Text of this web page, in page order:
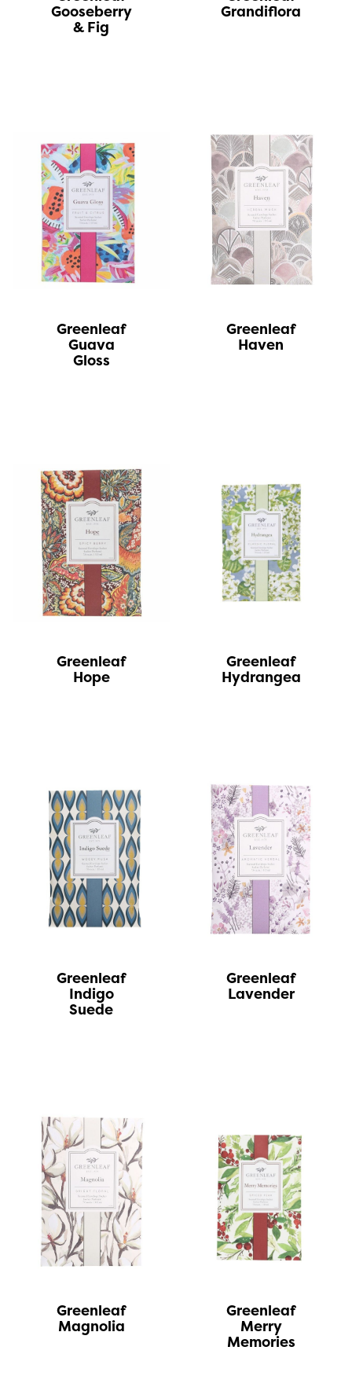
Gooseberry
& Fig
Grandiflora
Greenleaf
Guava
Gloss
Greenleaf
Haven
Greenleaf
Hope
Greenleaf
Hydrangea
Greenleaf
Indigo
Suede
Greenleaf
Lavender
Greenleaf
Magnolia
Greenleaf
Merry
Memories